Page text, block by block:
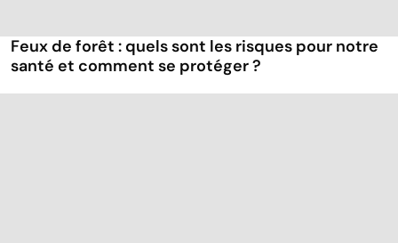
Feux de forêt : quels sont les risques pour notre
santé et comment se protéger ?